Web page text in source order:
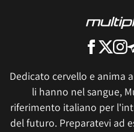
Dedicato cervello e anima
li hanno nel sangue,
riferimento italiano per
del futuro. Preparatevi ad